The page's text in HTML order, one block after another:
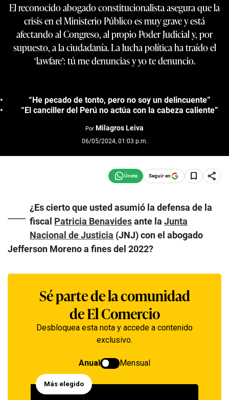
El reconocido abogado constitucionalista asegura que la
crisis en el Ministerio Público es muy grave y está
afectando al Congreso, al propio Poder Judicial y, por
supuesto, a la ciudadanía. La lucha política ha traído el
‘lawfare’: tú me denuncias y yo te denuncio.
“He pecado de tonto, pero no soy un delincuente”
“El canciller del Perú no actúa con la cabeza caliente”
Por Milagros Leiva
06/05/2024, 01:03 p.m.
Seguir en
— ¿Es cierto que usted asumió la defensa de la
fiscal Patricia Benavidesante la Junta
Nacional de Justicia (JNJ) con el abogado
Jefferson Moreno a fines del 2022?